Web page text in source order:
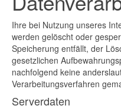
Ihre bei Nutzung unseres
werden gelöscht oder
Speicherung entfällt, der
gesetzlichen
nachfolgend keine
Verarbeitungsverfahren
Serverdaten